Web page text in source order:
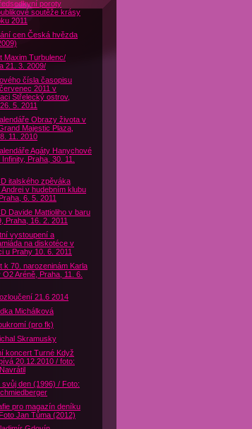
poroty
soutěže krásy
2011
cen Česká hvězda
Maxim Turbulenc/
21. 3. 2009/
čísla časopisu
2011 v
Střelecký ostrov,
5. 2011
Obrazy života v
Majestic Plaza,
11. 2010
Agáty Hanychové
Praha, 30. 11.
italského zpěváka
Andrei v hudebním klubu
6. 5. 2011
Davide Mattioliho v baru
Praha, 16. 2. 2011
vystoupení a
na diskotéce v
u Prahy 10. 6. 2011
k 70. narozeninám Karla
Aréně, Praha, 11. 6.
21.6 2014
Michálková
(pro fk)
Skramusky
koncert Turné Když
20.12.2010 / foto:
svůj den (1996) / Foto:
pro magazín deníku
Jan Tůma (2012)